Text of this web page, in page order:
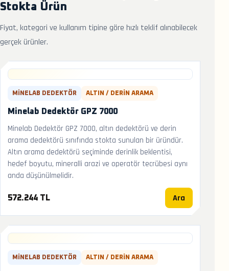
Stokta Ürün
Fiyat, kategori ve kullanım tipine göre hızlı teklif alınabilecek
gerçek ürünler.
MINELAB DEDEKTÖR ALTIN / DERIN ARAMA
Minelab Dedektör GPZ 7000
Minelab Dedektör GPZ 7000, altın dedektörü ve derin
arama dedektörü sınıfında stokta sunulan bir üründür.
Altın arama dedektörü seçiminde derinlik beklentisi,
hedef boyutu, mineralli arazi ve operatör tecrübesi aynı
anda düşünülmelidir.
572.244 TL Ara
MINELAB DEDEKTÖR ALTIN / DERIN ARAMA